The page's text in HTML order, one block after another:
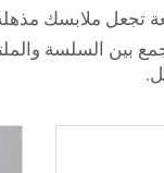
تجعل ملابسك
بين السلسة